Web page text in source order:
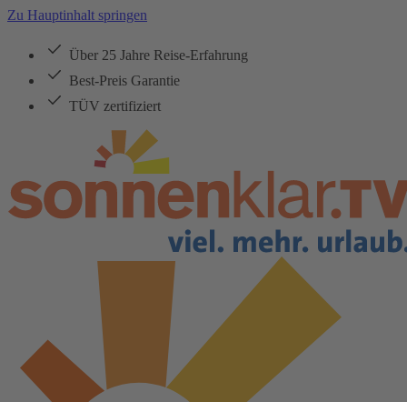
Zu Hauptinhalt springen
Über 25 Jahre Reise-Erfahrung
Best-Preis Garantie
TÜV zertifiziert